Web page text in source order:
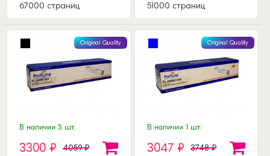
67000 страниц
51000 страниц
Original Quality
В наличии 3 шт.
3300 ₽ 4059 ₽
Original Quality
В наличии 1 шт.
3047 ₽ 3748 ₽